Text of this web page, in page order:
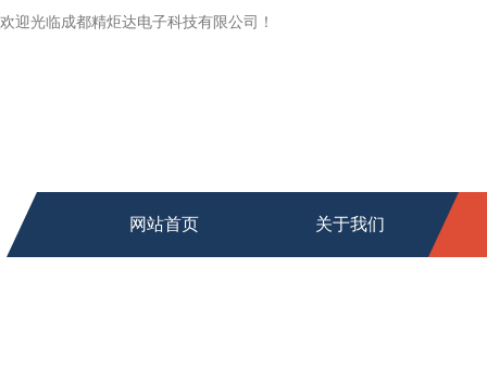
欢迎光临成都精炬达电子科技有限公司！
网站首页 关于我们